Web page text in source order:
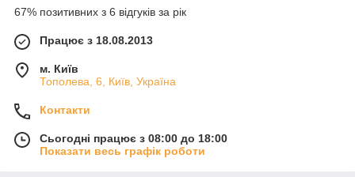
67% позитивних з 6 відгуків за рік
Працює з 18.08.2013
м. Київ
Тополева, 6, Київ, Україна
Контакти
Сьогодні працює з 08:00 до 18:00
Показати весь графік роботи